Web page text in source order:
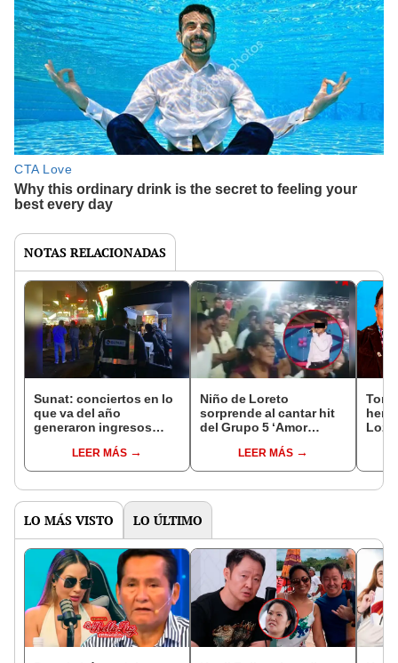
NOTAS RELACIONADAS
Sunat: conciertos en lo
que va del año
generaron ingresos
millonesLEER MÁS
Niño de Loreto
sorprende al cantar hit
del Grupo 5 ‘Amor
originaria: “Lo nuestro
primero”
LEER MÁS
LO MÁS VISTO LO ÚLTIMO